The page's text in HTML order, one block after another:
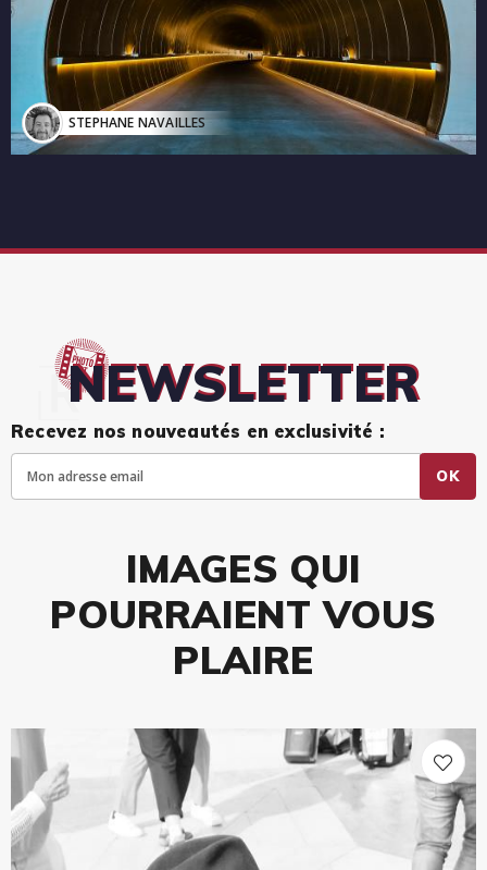
STEPHANE NAVAILLES
NEWSLETTER
Recevez nos nouveautés en exclusivité :
OK
IMAGES QUI
POURRAIENT VOUS
PLAIRE